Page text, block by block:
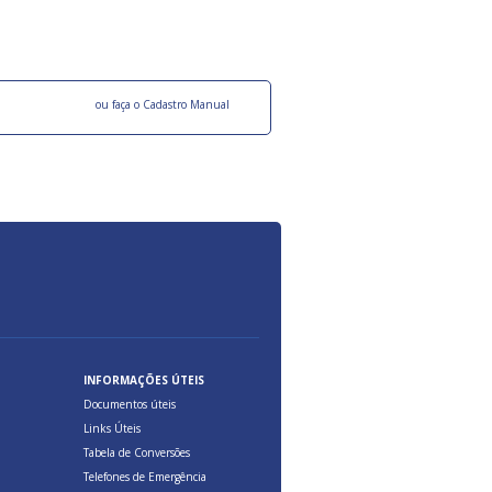
ou faça o Cadastro Manual
INFORMAÇÕES ÚTEIS
Documentos úteis
Links Úteis
Tabela de Conversões
Telefones de Emergência